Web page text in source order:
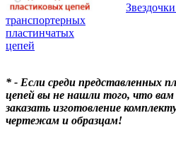
транспортерных
пластинчатых
цепей
* - Если среди представленных
цепей вы не нашли того, что
заказать изготовление
чертежам и образцам!